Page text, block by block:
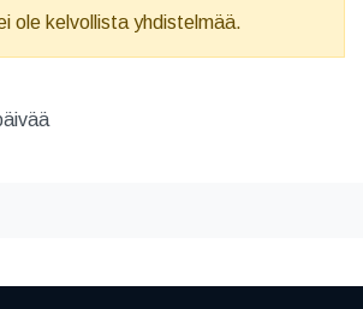
ole kelvollista yhdistelmää.